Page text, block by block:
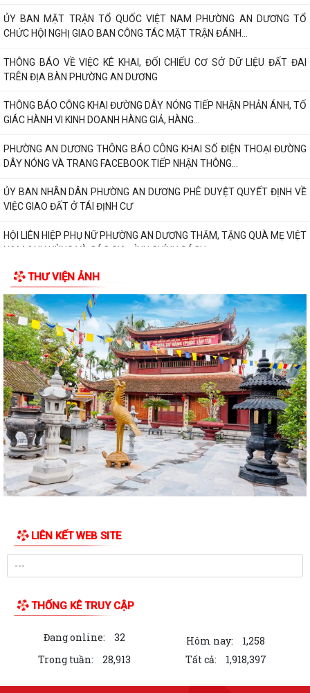
ỦY BAN MẶT TRẬN TỔ QUỐC VIỆT NAM PHƯỜNG AN DƯƠNG TỔ
CHỨC HỘI NGHỊ GIAO BAN CÔNG TÁC MẶT TRẬN ĐÁNH...
THÔNG BÁO VỀ VIỆC KÊ KHAI, ĐỐI CHIẾU CƠ SỞ DỮ LIỆU ĐẤT ĐAI
TRÊN ĐỊA BÀN PHƯỜNG AN DƯƠNG
THÔNG BÁO CÔNG KHAI ĐƯỜNG DÂY NÓNG TIẾP NHẬN PHẢN ÁNH, TỐ
GIÁC HÀNH VI KINH DOANH HÀNG GIẢ, HÀNG...
PHƯỜNG AN DƯƠNG THÔNG BÁO CÔNG KHAI SỐ ĐIỆN THOẠI ĐƯỜNG
DÂY NÓNG VÀ TRANG FACEBOOK TIẾP NHẬN THÔNG...
ỦY BAN NHÂN DÂN PHƯỜNG AN DƯƠNG PHÊ DUYỆT QUYẾT ĐỊNH VỀ
VIỆC GIAO ĐẤT Ở TÁI ĐỊNH CƯ
HỘI LIÊN HIỆP PHỤ NỮ PHƯỜNG AN DƯƠNG THĂM, TẶNG QUÀ MẸ VIỆT
NAM ANH HÙNG VÀ CÁC GIA ĐÌNH CHÍNH SÁCH...
Phường An Dương tổ chức hội nghị xét duyệt giao đất tái định cư cho
các hộ gia đình, cá nhân có nhu...
Ban Chỉ huy Quân sự phường An Dương trao Quyết định bổ nhiệm Tổ
đội trưởng Ban Chỉ huy Quân sự các...
Hội Cựu chiến binh phường An Dương tổ chức sơ kết công tác Hội 6
tháng đầu năm 2026
PHƯỜNG AN DƯƠNG TỔ CHỨC HỘI NGHỊ TỔNG KẾT THI HÀNH LUẬT
QUỐC PHÒNG NĂM 2018, LUẬT DÂN QUÂN TỰ VỆ...
Trung tâm Chính trị phường An Dương khai giảng lớp bồi dưỡng lý luận
chính trị dành cho đảng viên...
HỘI ĐỒNG NHÂN DÂN PHƯỜNG AN DƯƠNG TỔ CHỨC HỘI NGHỊ TIẾP
HỘI NGHỊ GIAO BAN GIỮA LÃNH ĐẠO ỦY BAN NHÂN DÂN PHƯỜNG VỚI
CÁC TỔ TRƯỞNG TỔ DÂN PHỐ TRÊN ĐỊA BÀN
BỘ MẶT TRẬN VÀ CÁC ĐOÀN THỂ TẠI CÁC TỔ DÂN...
DƯƠNG NĂM 2026
PHƯỜNG AN DƯƠNG TỔ CHỨC LỄ CHÀO CỜ VÀ SINH HOẠT DƯỚI CỜ
THƯ VIỆN ẢNH
LIÊN KẾT WEB SITE
THỐNG KÊ TRUY CẬP
Đang online: 32 Hôm nay:
1,258
Trong tuần:
28,913 Tất cả: 1,918,397